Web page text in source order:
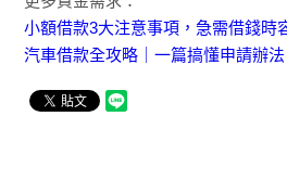
小額借款3大注意事項，急需借錢時
汽車借款全攻略｜一篇搞懂申請辦